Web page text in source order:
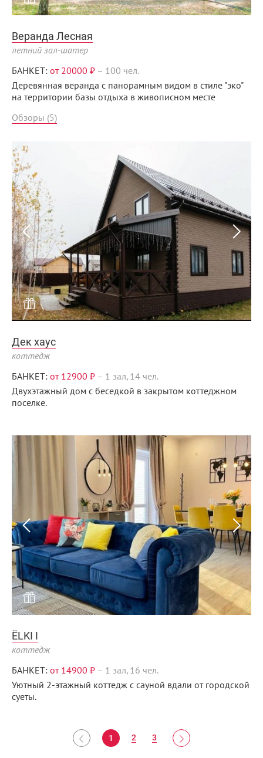
Веранда Лесная
летний зал-шатер
БАНКЕТ: от 20000 ₽ – 100 чел.
Деревянная веранда с панорамным видом в стиле "эко"
на территории базы отдыха в живописном месте
Обзоры (5)
Дек хаус
коттедж
БАНКЕТ: от 12900 ₽ – 1 зал, 14 чел.
Двухэтажный дом с беседкой в закрытом коттеджном
поселке.
ЁLKI I
коттедж
БАНКЕТ: от 14900 ₽ – 1 зал, 16 чел.
Уютный 2-этажный коттедж с сауной вдали от городской
суеты.
1 2 3